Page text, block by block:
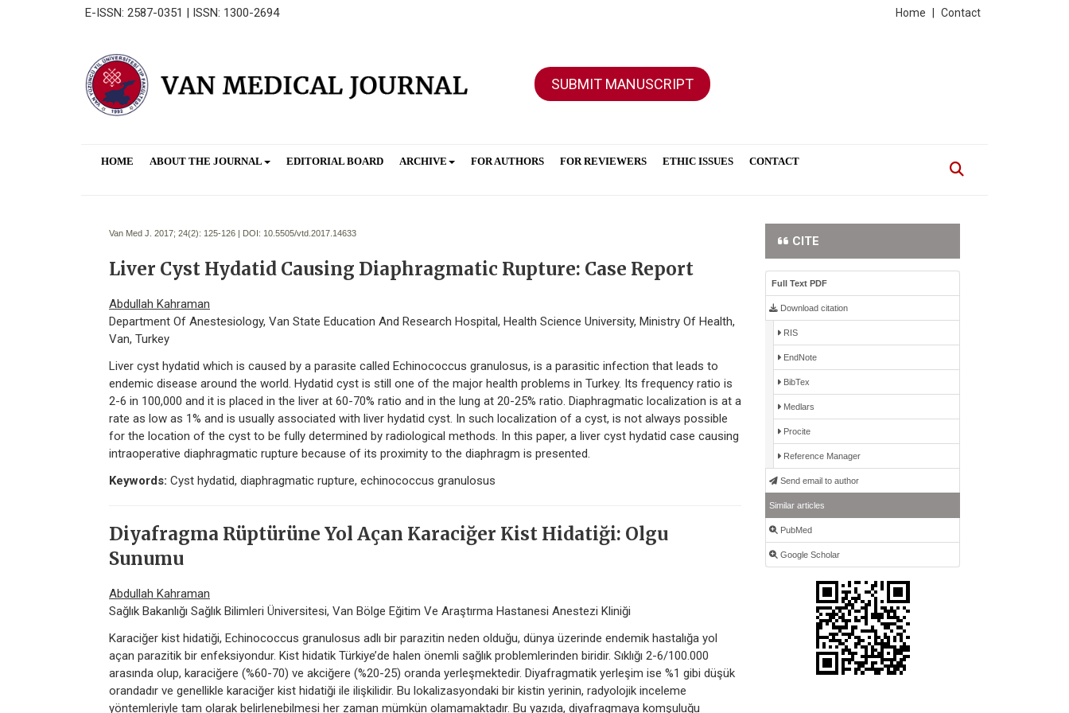
E-ISSN: 2587-0351 | ISSN: 1300-2694 Contact
Home
SUBMIT MANUSCRIPT
HOME ABOUT THE JOURNAL EDITORIAL BOARD ARCHIVE FOR AUTHORS FOR REVIEWERS ETHIC ISSUES CONTACT
Van Med J. 2017; 24(2): 125-126 | DOI: 10.5505/vtd.2017.14633
Liver Cyst Hydatid Causing Diaphragmatic Rupture: Case Report
Abdullah Kahraman
Department Of Anestesiology, Van State Education And Research Hospital, Health Science University, Ministry Of Health,
Van, Turkey
Liver cyst hydatid which is caused by a parasite called Echinococcus granulosus, is a parasitic infection that leads to
endemic disease around the world. Hydatid cyst is still one of the major health problems in Turkey. Its frequency ratio is
2-6 in 100,000 and it is placed in the liver at 60-70% ratio and in the lung at 20-25% ratio. Diaphragmatic localization is at a
rate as low as 1% and is usually associated with liver hydatid cyst. In such localization of a cyst, is not always possible
for the location of the cyst to be fully determined by radiological methods. In this paper, a liver cyst hydatid case causing
intraoperative diaphragmatic rupture because of its proximity to the diaphragm is presented.
Keywords: Cyst hydatid, diaphragmatic rupture, echinococcus granulosus
Diyafragma Rüptürüne Yol Açan Karaciğer Kist Hidatiği: Olgu
Sunumu
Abdullah Kahraman
Sağlık Bakanlığı Sağlık Bilimleri Üniversitesi, Van Bölge Eğitim Ve Araştırma Hastanesi Anestezi Kliniği
Karaciğer kist hidatiği, Echinococcus granulosus adlı bir parazitin neden olduğu, dünya üzerinde endemik hastalığa yol
açan parazitik bir enfeksiyondur. Kist hidatik Türkiye’de halen önemli sağlık problemlerinden biridir. Sıklığı 2-6/100.000
arasında olup, karaciğere (%60-70) ve akciğere (%20-25) oranda yerleşmektedir. Diyafragmatik yerleşim ise %1 gibi düşük
orandadır ve genellikle karaciğer kist hidatiği ile ilişkilidir. Bu lokalizasyondaki bir kistin yerinin, radyolojik inceleme
yöntemleriyle tam olarak belirlenebilmesi her zaman mümkün olamamaktadır. Bu yazıda, diyafragmaya komşuluğu
CITE
Full Text PDF
Download citation
RIS
EndNote
BibTex
Medlars
Procite
Reference Manager
Send email to author
Similar articles
PubMed
Google Scholar